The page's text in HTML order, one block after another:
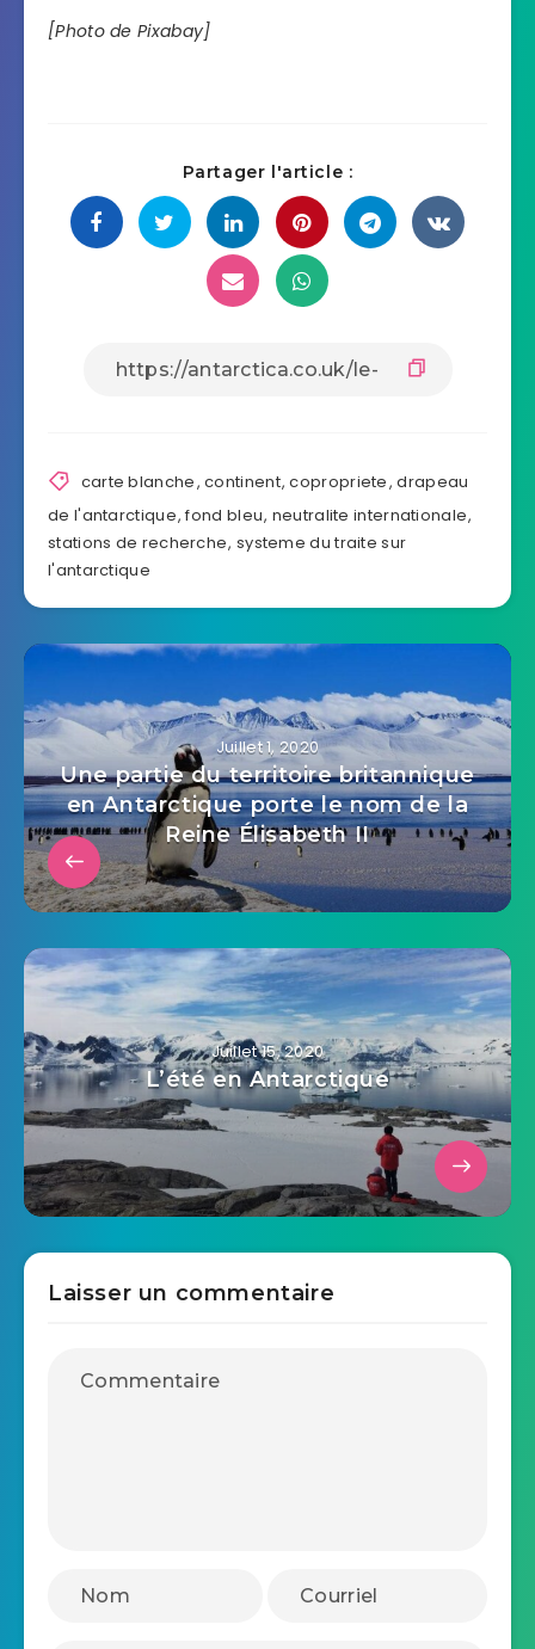
[Photo de Pixabay]
Partager l'article :
carte blanche,continent,copropriete,drapeau
de l'antarctique,fond bleu, neutralite internationale,
stations de recherche, systeme du traite sur
l'antarctique
Juillet 1, 2020
Une partie du territoire britannique
en Antarctique porte le nom de la
Reine Élisabeth II
Juillet 15, 2020
L’été en Antarctique
Laisser un commentaire